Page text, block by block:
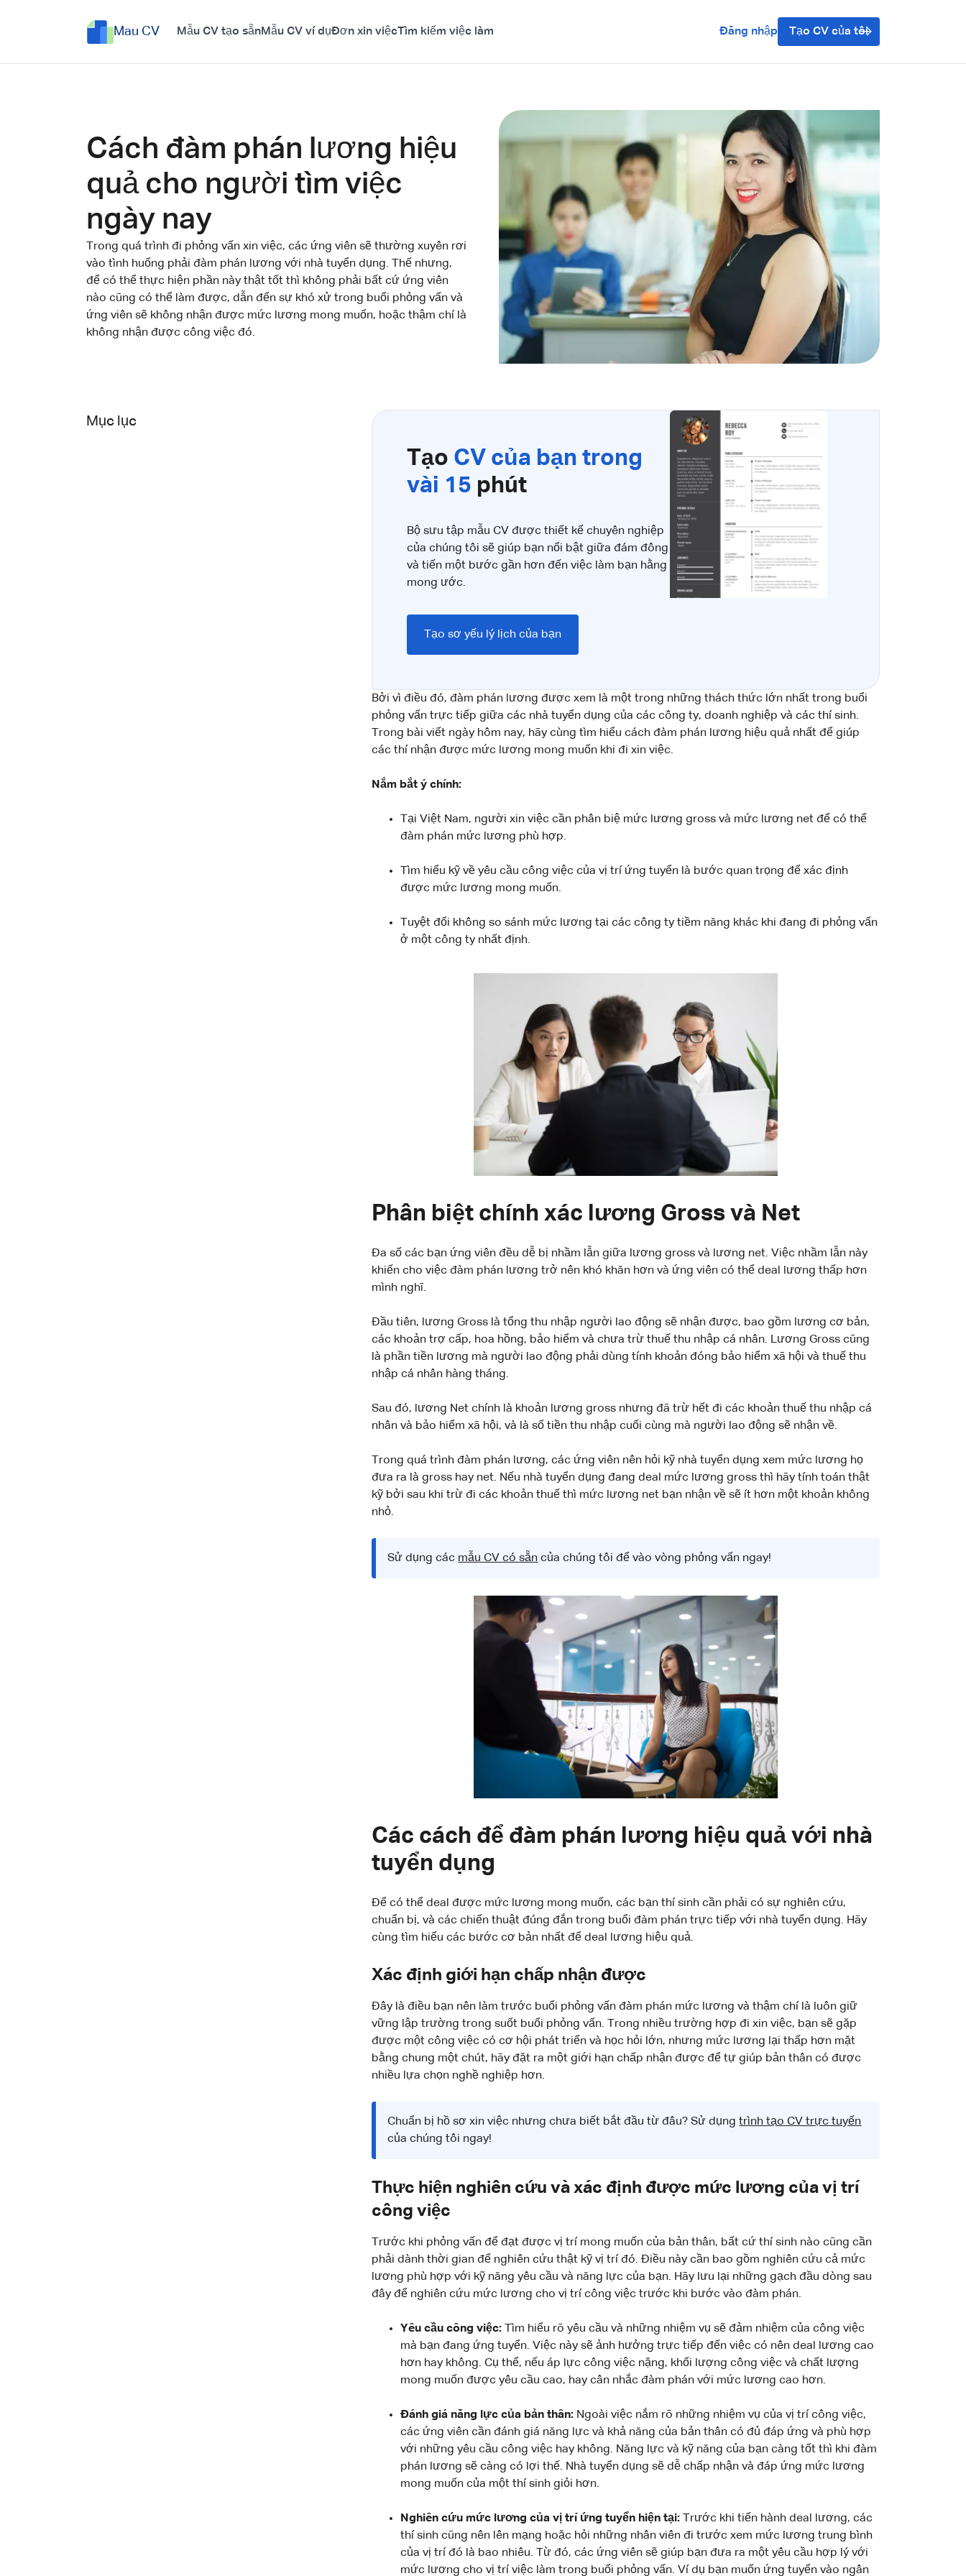
Mau CV Mẫu CV tạo sẵnMẫu CV ví dụĐơn xin việcTìm kiếm việc làm Đăng nhập Tạo CV của tôi
Cách đàm phán lương hiệu
quả cho người tìm việc
ngày nay
Trong quá trình đi phỏng vấn xin việc, các ứng viên sẽ thường xuyên rơi
vào tình huống phải đàm phán lương với nhà tuyển dụng. Thế nhưng,
để có thể thực hiện phần này thật tốt thì không phải bất cứ ứng viên
nào cũng có thể làm được, dẫn đến sự khó xử trong buổi phỏng vấn và
ứng viên sẽ không nhận được mức lương mong muốn, hoặc thậm chí là
không nhận được công việc đó.
Mục lục
Tạo CV của bạn trong
vài 15 phút
Bộ sưu tập mẫu CV được thiết kế chuyên nghiệp
của chúng tôi sẽ giúp bạn nổi bật giữa đám đông
và tiến một bước gần hơn đến việc làm bạn hằng
mong ước.
Tạo sơ yếu lý lịch của bạn
Bởi vì điều đó, đàm phán lương được xem là một trong những thách thức lớn nhất trong buổi
phỏng vấn trực tiếp giữa các nhà tuyển dụng của các công ty, doanh nghiệp và các thí sinh.
Trong bài viết ngày hôm nay, hãy cùng tìm hiểu cách đàm phán lương hiệu quả nhất để giúp
các thí nhận được mức lương mong muốn khi đi xin việc.
Nắm bắt ý chính:
Tại Việt Nam, người xin việc cần phân biệ mức lương gross và mức lương net để có thể
đàm phán mức lương phù hợp.
Tìm hiểu kỹ về yêu cầu công việc của vị trí ứng tuyển là bước quan trọng để xác định
được mức lương mong muốn.
Tuyệt đối không so sánh mức lương tại các công ty tiềm năng khác khi đang đi phỏng vấn
ở một công ty nhất định.
Phân biệt chính xác lương Gross và Net
Đa số các bạn ứng viên đều dễ bị nhầm lẫn giữa lương gross và lương net. Việc nhầm lẫn này
khiến cho việc đàm phán lương trở nên khó khăn hơn và ứng viên có thể deal lương thấp hơn
mình nghĩ.
Đầu tiên, lương Gross là tổng thu nhập người lao động sẽ nhận được, bao gồm lương cơ bản,
các khoản trợ cấp, hoa hồng, bảo hiểm và chưa trừ thuế thu nhập cá nhân. Lương Gross cũng
là phần tiền lương mà người lao động phải dùng tính khoản đóng bảo hiểm xã hội và thuế thu
nhập cá nhân hàng tháng.
Sau đó, lương Net chính là khoản lương gross nhưng đã trừ hết đi các khoản thuế thu nhập cá
nhân và bảo hiểm xã hội, và là số tiền thu nhập cuối cùng mà người lao động sẽ nhận về.
Trong quá trình đàm phán lương, các ứng viên nên hỏi kỹ nhà tuyển dụng xem mức lương họ
đưa ra là gross hay net. Nếu nhà tuyển dụng đang deal mức lương gross thì hãy tính toán thật
kỹ bởi sau khi trừ đi các khoản thuế thì mức lương net bạn nhận về sẽ ít hơn một khoản không
nhỏ.
Sử dụng các mẫu CV có sẵn của chúng tôi để vào vòng phỏng vấn ngay!
Các cách để đàm phán lương hiệu quả với nhà
tuyển dụng
Để có thể deal được mức lương mong muốn, các bạn thí sinh cần phải có sự nghiên cứu,
chuẩn bị, và các chiến thuật đúng đắn trong buổi đàm phán trực tiếp với nhà tuyển dụng. Hãy
cùng tìm hiểu các bước cơ bản nhất để deal lương hiệu quả.
Xác định giới hạn chấp nhận được
Đây là điều bạn nên làm trước buổi phỏng vấn đàm phán mức lương và thậm chí là luôn giữ
vững lập trường trong suốt buổi phỏng vấn. Trong nhiều trường hợp đi xin việc, bạn sẽ gặp
được một công việc có cơ hội phát triển và học hỏi lớn, nhưng mức lương lại thấp hơn mặt
bằng chung một chút, hãy đặt ra một giới hạn chấp nhận được để tự giúp bản thân có được
nhiều lựa chọn nghề nghiệp hơn.
Chuẩn bị hồ sơ xin việc nhưng chưa biết bắt đầu từ đâu? Sử dụngtrình tạo CV trực tuyến
của chúng tôi ngay!
Thực hiện nghiên cứu và xác định được mức lương của vị trí
công việc
Trước khi phỏng vấn để đạt được vị trí mong muốn của bản thân, bất cứ thí sinh nào cũng cần
phải dành thời gian để nghiên cứu thật kỹ vị trí đó. Điều này cần bao gồm nghiên cứu cả mức
lương phù hợp với kỹ năng yêu cầu và năng lực của bạn. Hãy lưu lại những gạch đầu dòng sau
đây để nghiên cứu mức lương cho vị trí công việc trước khi bước vào đàm phán.
Yêu cầu công việc: Tìm hiểu rõ yêu cầu và những nhiệm vụ sẽ đảm nhiệm của công việc
mà bạn đang ứng tuyển. Việc này sẽ ảnh hưởng trực tiếp đến việc có nên deal lương cao
hơn hay không. Cụ thể, nếu áp lực công việc nặng, khối lượng công việc và chất lượng
mong muốn được yêu cầu cao, hay cân nhắc đàm phán với mức lương cao hơn.
Đánh giá năng lực của bản thân: Ngoài việc nắm rõ những nhiệm vụ của vị trí công việc,
các ứng viên cần đánh giá năng lực và khả năng của bản thân có đủ đáp ứng và phù hợp
với những yêu cầu công việc hay không. Năng lực và kỹ năng của bạn càng tốt thì khi đàm
phán lương sẽ càng có lợi thế. Nhà tuyển dụng sẽ dễ chấp nhận và đáp ứng mức lương
mong muốn của một thí sinh giỏi hơn.
Nghiên cứu mức lương của vị trí ứng tuyển hiện tại: Trước khi tiến hành deal lương, các
thí sinh cũng nên lên mạng hoặc hỏi những nhân viên đi trước xem mức lương trung bình
của vị trí đó là bao nhiêu. Từ đó, các ứng viên sẽ giúp bạn đưa ra một yêu cầu hợp lý với
mức lương cho vị trí việc làm trong buổi phỏng vấn. Ví dụ bạn muốn ứng tuyển vào ngân